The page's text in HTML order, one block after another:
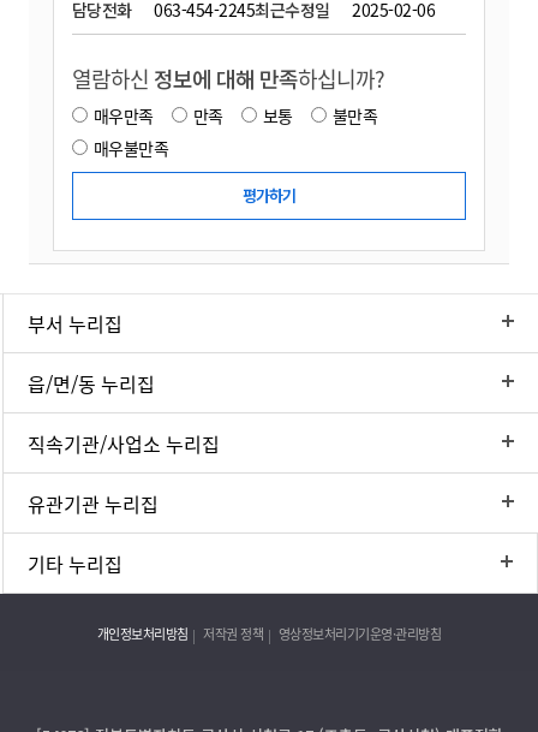
담당전화
063-454-2245최근수정일 2025-02-06
열람하신 정보에 대해 만족하십니까?
매우만족 만족 보통
불만족
매우불만족
부서 누리집
읍/면/동 누리집
직속기관/사업소 누리집
유관기관 누리집
기타 누리집
개인정보처리방침 저작권 정책 영상정보처리기기운영·관리방침